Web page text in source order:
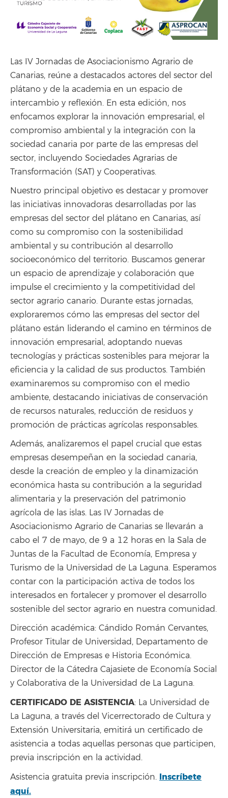
Las IV Jornadas de Asociacionismo Agrario de
Canarias, reúne a destacados actores del sector del
plátano y de la academia en un espacio de
intercambio y reflexión. En esta edición, nos
enfocamos explorar la innovación empresarial, el
compromiso ambiental y la integración con la
sociedad canaria por parte de las empresas del
sector, incluyendo Sociedades Agrarias de
Transformación (SAT) y Cooperativas.
Nuestro principal objetivo es destacar y promover
las iniciativas innovadoras desarrolladas por las
empresas del sector del plátano en Canarias, así
como su compromiso con la sostenibilidad
ambiental y su contribución al desarrollo
socioeconómico del territorio. Buscamos generar
un espacio de aprendizaje y colaboración que
impulse el crecimiento y la competitividad del
sector agrario canario. Durante estas jornadas,
exploraremos cómo las empresas del sector del
plátano están liderando el camino en términos de
innovación empresarial, adoptando nuevas
tecnologías y prácticas sostenibles para mejorar la
eficiencia y la calidad de sus productos. También
examinaremos su compromiso con el medio
ambiente, destacando iniciativas de conservación
de recursos naturales, reducción de residuos y
promoción de prácticas agrícolas responsables.
Además, analizaremos el papel crucial que estas
empresas desempeñan en la sociedad canaria,
desde la creación de empleo y la dinamización
económica hasta su contribución a la seguridad
alimentaria y la preservación del patrimonio
agrícola de las islas. Las IV Jornadas de
Asociacionismo Agrario de Canarias se llevarán a
cabo el 7 de mayo, de 9 a 12 horas en la Sala de
Juntas de la Facultad de Economía, Empresa y
Turismo de la Universidad de La Laguna. Esperamos
contar con la participación activa de todos los
interesados en fortalecer y promover el desarrollo
sostenible del sector agrario en nuestra comunidad.
Dirección académica: Cándido Román Cervantes,
Profesor Titular de Universidad, Departamento de
Dirección de Empresas e Historia Económica.
Director de la Cátedra Cajasiete de Economía Social
y Colaborativa de la Universidad de La Laguna.
CERTIFICADO DE ASISTENCIA: La Universidad de
La Laguna, a través del Vicerrectorado de Cultura y
Extensión Universitaria, emitirá un certificado de
asistencia a todas aquellas personas que participen,
previa inscripción en la actividad.
Asistencia gratuita previa inscripción. Inscríbete
aquí.